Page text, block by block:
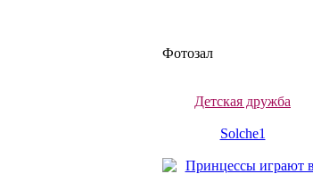
Фотозал
Детская дружба
Solche1